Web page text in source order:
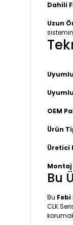
Dahili
Uzun
OEM
Ürün
Üretici
Montaj
Bu
Bu
CLK